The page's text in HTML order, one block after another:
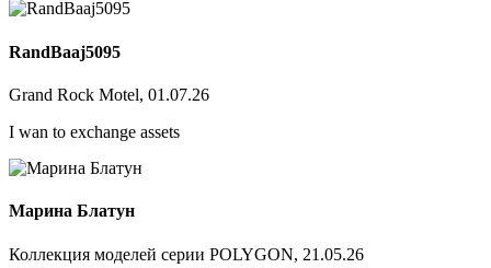
RandBaaj5095
Grand Rock Motel, 01.07.26
I wan to exchange assets
Марина Блатун
Коллекция моделей серии POLYGON, 21.05.26